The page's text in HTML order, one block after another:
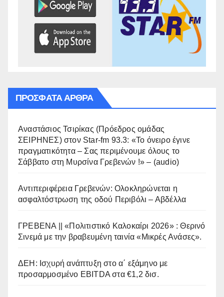
ΠΡΌΣΦΑΤΑ ΆΡΘΡΑ
Αναστάσιος Τσιρίκας (Πρόεδρος ομάδας
ΣΕΙΡΗΝΕΣ) στον Star-fm 93.3: «Το όνειρο έγινε
πραγματικότητα – Σας περιμένουμε όλους το
Σάββατο στη Μυρσίνα Γρεβενών !» – (audio)
Αντιπεριφέρεια Γρεβενών: Ολοκληρώνεται η
ασφαλτόστρωση της οδού Περιβόλι – Αβδέλλα
ΓΡΕΒΕΝΑ || «Πολιτιστικό Καλοκαίρι 2026» : Θερινό
Σινεμά με την βραβευμένη ταινία «Μικρές Ανάσες».
ΔΕΗ: Ισχυρή ανάπτυξη στο α΄ εξάμηνο με
προσαρμοσμένο EBITDA στα €1,2 δισ.